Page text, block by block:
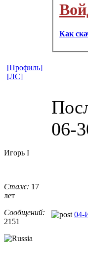
Как
06-
[Профиль]
[ЛС]
Игорь I
Стаж: 17
лет
Сообщений:
2151
04-